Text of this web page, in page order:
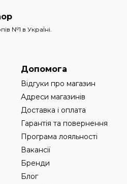
№1 в УкраЇні.
Допомога
Відгуки про магазин
Адреси магазинів
Доставка і оплата
Гарантія та повернення
Програма лояльності
Вакансії
Бренди
Блог